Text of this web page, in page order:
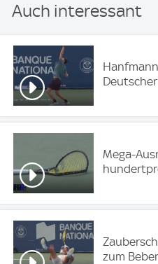
Auch interessant
Mega-
zum